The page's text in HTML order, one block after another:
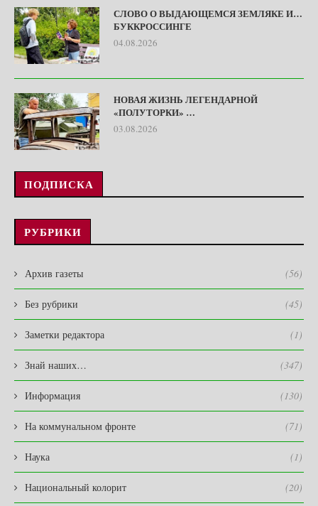
СЛОВО О ВЫДАЮЩЕМСЯ ЗЕМЛЯКЕ И…
БУККРОССИНГЕ
04.08.2026
НОВАЯ ЖИЗНЬ ЛЕГЕНДАРНОЙ
«ПОЛУТОРКИ» …
03.08.2026
ПОДПИСКА
РУБРИКИ
Архив газеты (56)
Без рубрики (45)
Заметки редактора (1)
Знай наших… (347)
Информация (130)
На коммунальном фронте (71)
Наука (1)
Национальный колорит (20)